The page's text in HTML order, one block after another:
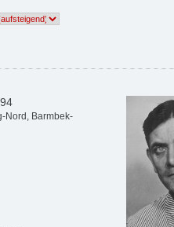
Nord, Barmbek-